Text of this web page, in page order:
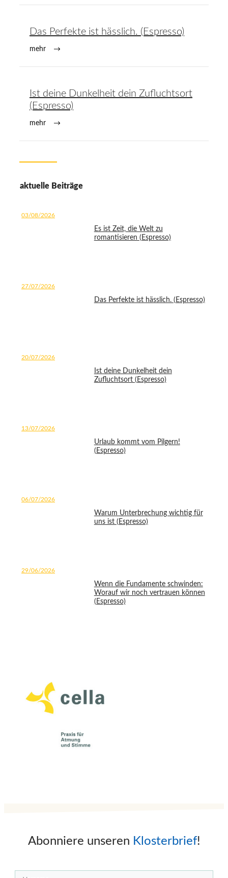
Das Perfekte ist hässlich. (Espresso)
mehr
Ist deine Dunkelheit dein Zufluchtsort
(Espresso)
mehr
aktuelle Beiträge
03/08/2026
Es ist Zeit, die Welt zu
romantisieren (Espresso)
27/07/2026
Das Perfekte ist hässlich. (Espresso)
20/07/2026
Ist deine Dunkelheit dein
Zufluchtsort (Espresso)
13/07/2026
Urlaub kommt vom Pilgern!
(Espresso)
06/07/2026
Warum Unterbrechung wichtig für
uns ist (Espresso)
29/06/2026
Wenn die Fundamente schwinden:
Worauf wir noch vertrauen können
(Espresso)
Abonniere unseren Klosterbrief!